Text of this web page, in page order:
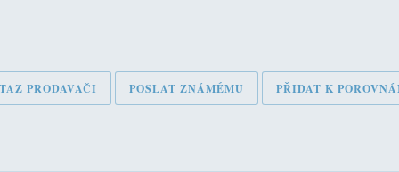
PRODAVAČI POSLAT ZNÁMÉMU PŘIDAT K